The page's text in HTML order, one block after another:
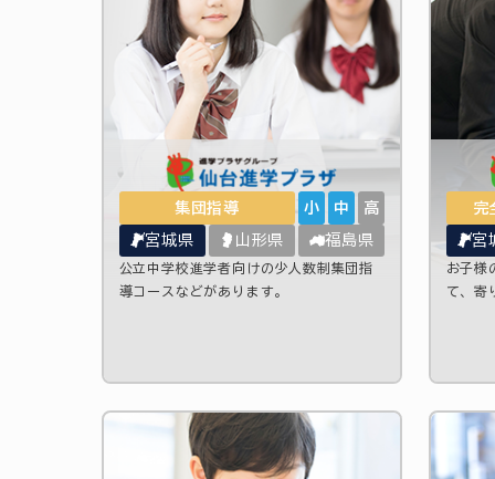
集団指導 小 中 高
宮城県 山形県 福島県
公立中学校進学者向けの少人数制集団指
導コースなどがあります。
完
宮
お子様
て、寄